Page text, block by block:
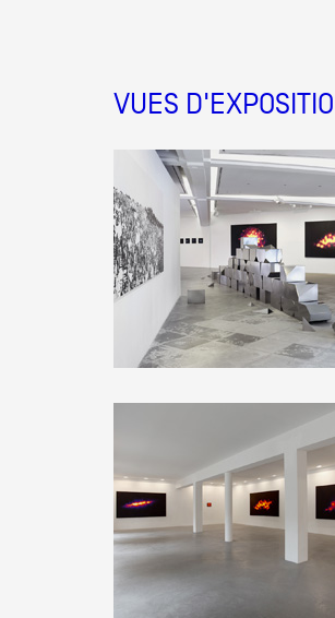
Crédits
Actions
Documentation
Visites d'ateliers
Production vidéo
Formation
Événements
VUES